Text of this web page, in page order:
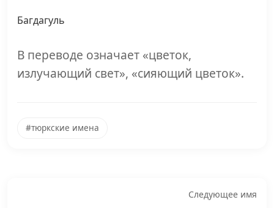
Багдагуль
В переводе означает «цветок,
излучающий свет», «сияющий цветок».
#тюркские имена
Следующее имя